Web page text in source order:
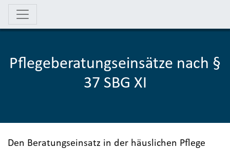
Pflegeberatungseinsätze nach §
37 SBG XI
Den Beratungseinsatz in der häuslichen Pflege